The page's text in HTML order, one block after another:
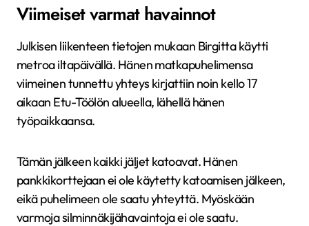
Viimeiset varmat havainnot
Julkisen liikenteen tietojen mukaan Birgitta käytti
metroa iltapäivällä. Hänen matkapuhelimensa
viimeinen tunnettu yhteys kirjattiin noin kello 17
aikaan Etu-Töölön alueella, lähellä hänen
työpaikkaansa.
Tämän jälkeen kaikki jäljet katoavat. Hänen
pankkikorttejaan ei ole käytetty katoamisen jälkeen,
eikä puhelimeen ole saatu yhteyttä. Myöskään
varmoja silminnäkijähavaintoja ei ole saatu.